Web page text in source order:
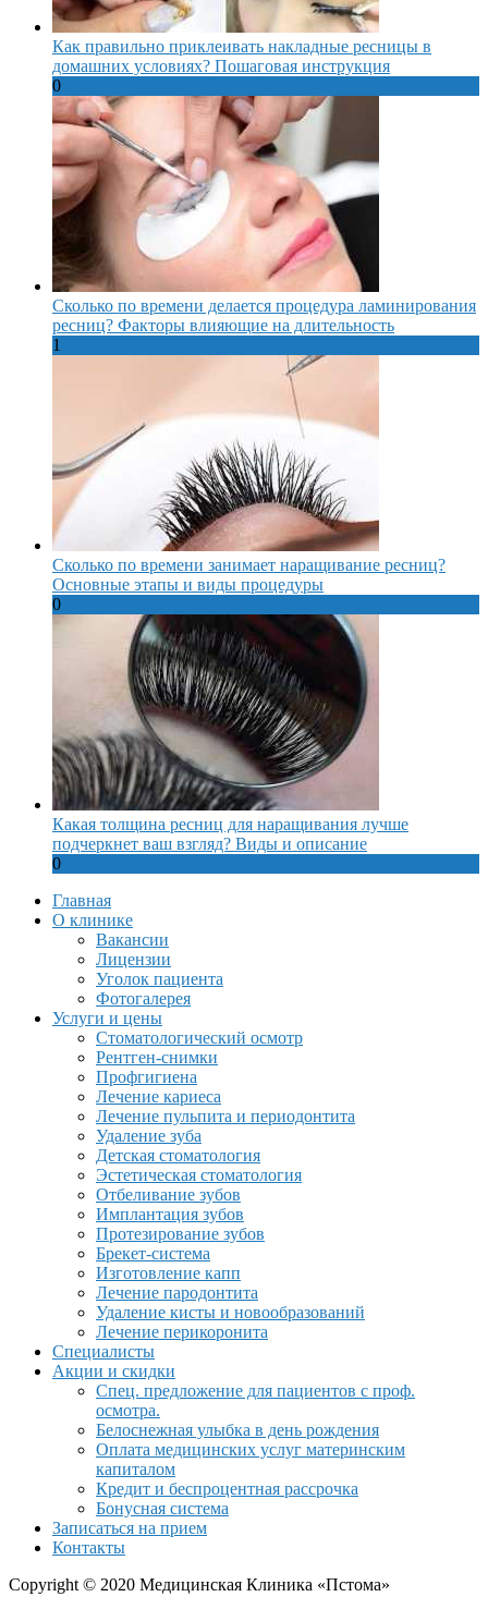
Как правильно приклеивать накладные ресницы в
домашних условиях? Пошаговая инструкция
0
Сколько по времени делается процедура ламинирования
ресниц? Факторы влияющие на длительность
1
Сколько по времени занимает наращивание ресниц?
Основные этапы и виды процедуры
0
Какая толщина ресниц для наращивания лучше
подчеркнет ваш взгляд? Виды и описание
0
Главная
О клинике
Вакансии
Лицензии
Уголок пациента
Фотогалерея
Услуги и цены
Стоматологический осмотр
Рентген-снимки
Профгигиена
Лечение кариеса
Лечение пульпита и периодонтита
Удаление зуба
Детская стоматология
Эстетическая стоматология
Отбеливание зубов
Имплантация зубов
Протезирование зубов
Брекет-система
Изготовление капп
Лечение пародонтита
Удаление кисты и новообразований
Лечение перикоронита
Специалисты
Акции и скидки
Спец. предложение для пациентов с проф.
осмотра.
Белоснежная улыбка в день рождения
Оплата медицинских услуг материнским
капиталом
Кредит и беспроцентная рассрочка
Бонусная система
Записаться на прием
Контакты
Copyright © 2020 Медицинская Клиника «Пстома»